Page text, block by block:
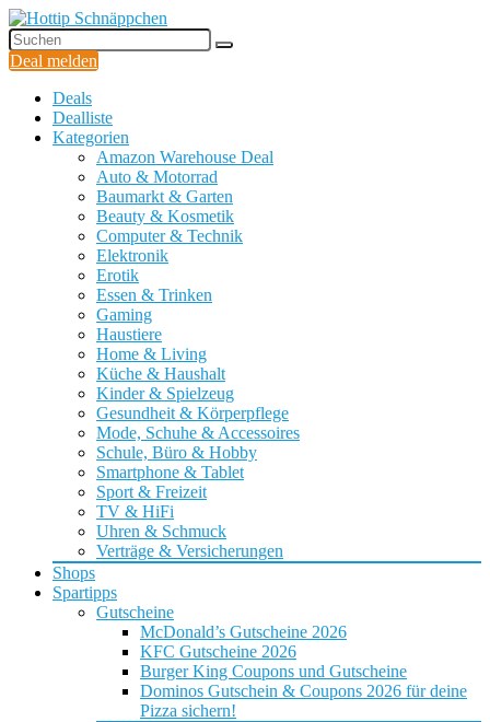
Deal melden
Deals
Dealliste
Kategorien
Amazon Warehouse Deal
Auto & Motorrad
Baumarkt & Garten
Beauty & Kosmetik
Computer & Technik
Elektronik
Erotik
Essen & Trinken
Gaming
Haustiere
Home & Living
Küche & Haushalt
Kinder & Spielzeug
Gesundheit & Körperpflege
Mode, Schuhe & Accessoires
Schule, Büro & Hobby
Smartphone & Tablet
Sport & Freizeit
TV & HiFi
Uhren & Schmuck
Verträge & Versicherungen
Shops
Spartipps
Gutscheine
McDonald’s Gutscheine 2026
KFC Gutscheine 2026
Burger King Coupons und Gutscheine
Dominos Gutschein & Coupons 2026 für deine
Pizza sichern!